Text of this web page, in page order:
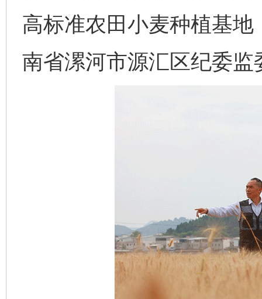
高标准农田小麦种植基
南省漯河市源汇区纪委监